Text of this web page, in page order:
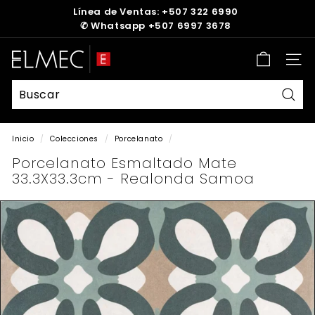
diapositivas
pausa
Línea de Ventas: +507 322 6990
✆ Whatsapp +507 6997 3678
E
L
M
E
C
Inicio / Colecciones / Porcelanato /
Porcelanato Esmaltado Mate
33.3X33.3cm - Realonda Samoa